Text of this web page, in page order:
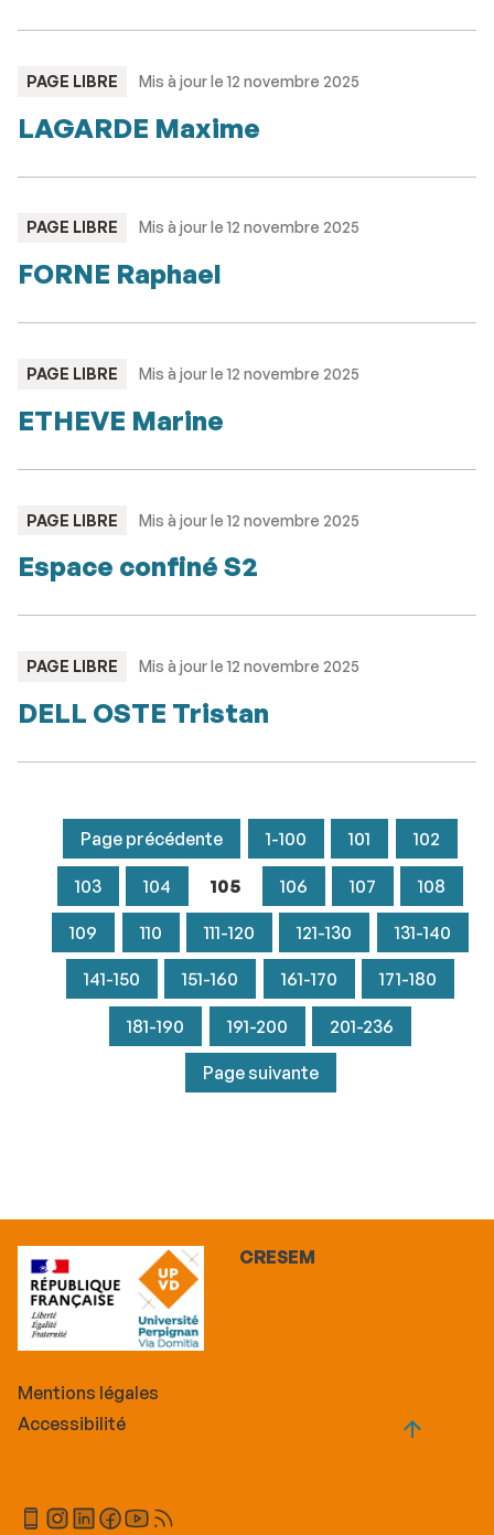
TYPE
PAGE LIBRE Mis à jour le 12 novembre 2025
LAGARDE Maxime
TYPE
PAGE LIBRE Mis à jour le 12 novembre 2025
FORNE Raphael
TYPE
PAGE LIBRE Mis à jour le 12 novembre 2025
ETHEVE Marine
TYPE
PAGE LIBRE Mis à jour le 12 novembre 2025
Espace confiné S2
TYPE
PAGE LIBRE Mis à jour le 12 novembre 2025
DELL OSTE Tristan
Page précédente 1-100 101 102
103 104 105 106 107 108
109 110 111-120 121-130 131-140
141-150 151-160 161-170 171-180
181-190 191-200 201-236
Page suivante
CRESEM
Mentions légales
Accessibilité